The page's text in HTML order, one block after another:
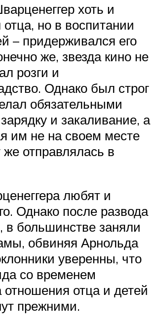
хоть и
но в воспитании
– придерживался его
же, звезда кино не
розги и
Однако был строг
обязательными
и закаливание, а
им не на своем месте
отправлялась в
любят и
Однако после развода
в большинстве заняли
обвиняя Арнольда
уверенны, что
со временем
отношения отца и детей
прежними.